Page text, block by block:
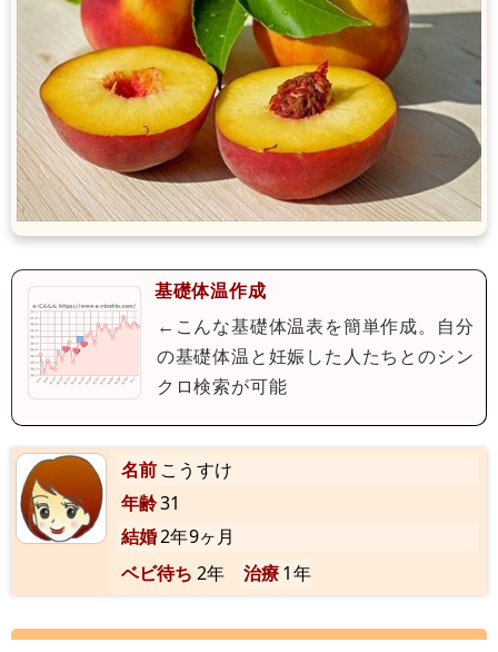
基礎体温作成
←こんな基礎体温表を簡単作成。自分
の基礎体温と妊娠した人たちとのシン
クロ検索が可能
名前 こうすけ
年齢31
結婚2年9ヶ月
ベビ待ち 2年 治療1年